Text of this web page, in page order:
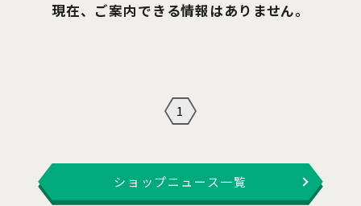
現在、ご案内できる情報はありません。
1
ショップニュース一覧